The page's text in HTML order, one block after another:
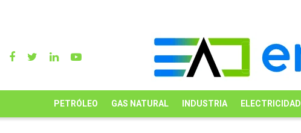
PETRÓLEO GAS NATURAL INDUSTRIA ELECTRICIDAD